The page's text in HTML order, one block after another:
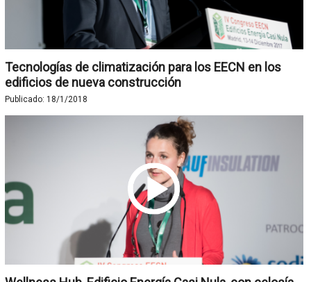
Tecnologías de climatización para los EECN en los
edificios de nueva construcción
Publicado: 18/1/2018